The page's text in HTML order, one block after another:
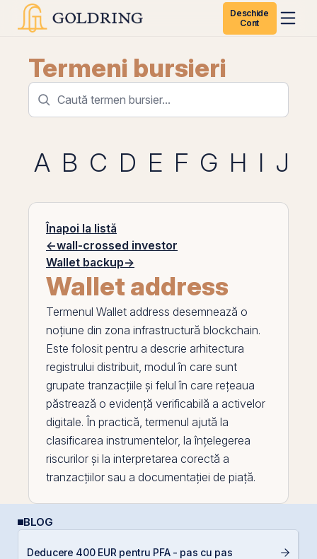
Deschide
Cont
Termeni bursieri
A B C D E F G H I J
Înapoi la listă
←wall-crossed investor
Wallet backup→
Wallet address
Termenul Wallet address desemnează o
noțiune din zona infrastructură blockchain.
Este folosit pentru a descrie arhitectura
registrului distribuit, modul în care sunt
grupate tranzacțiile și felul în care rețeaua
păstrează o evidență verificabilă a activelor
digitale. În practică, termenul ajută la
clasificarea instrumentelor, la înțelegerea
riscurilor și la interpretarea corectă a
tranzacțiilor sau a documentației de piață.
BLOG
Deducere 400 EUR pentru PFA - pas cu pas